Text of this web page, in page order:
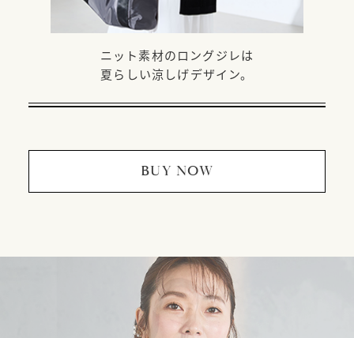
ニット素材のロングジレは
夏らしい涼しげデザイン。
BUY NOW